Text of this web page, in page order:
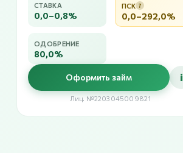
СТАВКА
0,0–0,8%
ПСК ?
0,0–292,0%
ОДОБРЕНИЕ
80,0%
Оформить займ i
Лиц. №2203045009821